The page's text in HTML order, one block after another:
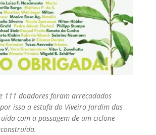
111 doadores foram arrecadados
isso a estufa do Viveiro Jardim das
com a passagem de um ciclone-